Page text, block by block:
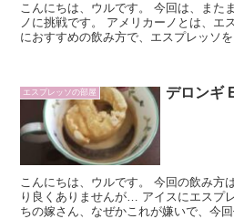
こんにちは、ウルです。 今回は、また
ノに挑戦です。 アメリカーノとは、エ
におすすめの飲み方で、エスプレッソ
エスプレッソの部屋 デロンギ
こんにちは、ウルです。 今回の飲み方は アフォ
り良くありませんが… アイスにエスプ
ちの嫁さん、なぜかこれが嫌いで、今